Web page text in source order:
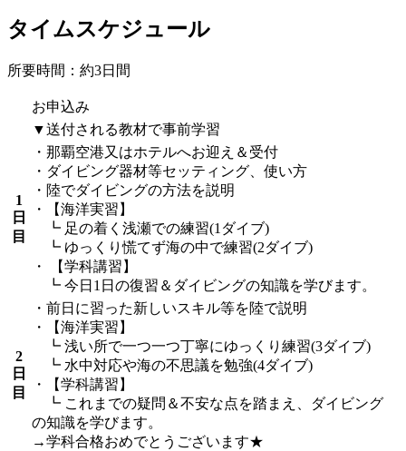
タイムスケジュール
所要時間：約3日間
お申込み
▼送付される教材で事前学習
1
日
目
・那覇空港又はホテルへお迎え＆受付
・ダイビング器材等セッティング、使い方
・陸でダイビングの方法を説明
・【海洋実習】
┗ 足の着く浅瀬での練習(1ダイブ)
┗ ゆっくり慌てず海の中で練習(2ダイブ)
・ 【学科講習】
┗ 今日1日の復習＆ダイビングの知識を学びます。
2
日
目
・前日に習った新しいスキル等を陸で説明
・【海洋実習】
┗ 浅い所で一つ一つ丁寧にゆっくり練習(3ダイブ)
┗ 水中対応や海の不思議を勉強(4ダイブ)
・【学科講習】
┗ これまでの疑問＆不安な点を踏まえ、ダイビング
の知識を学びます。
→学科合格おめでとうございます★